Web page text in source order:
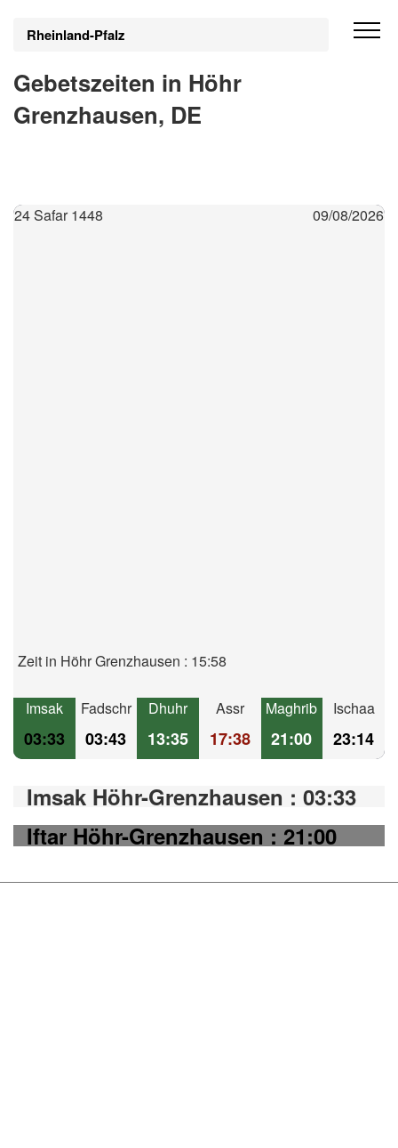
Rheinland-Pfalz
Gebetszeiten in Höhr
Grenzhausen, DE
24 Safar 1448 09/08/2026
Zeit in Höhr Grenzhausen : 15:58
Imsak
03:33
Fadschr
03:43
Dhuhr
13:35
Assr
17:38
Maghrib
21:00
Ischaa
23:14
Imsak Höhr-Grenzhausen : 03:33
Iftar Höhr-Grenzhausen : 21:00